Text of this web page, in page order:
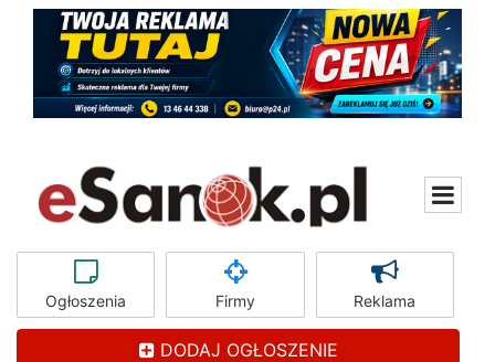
Ogłoszenia Firmy Reklama
DODAJ OGŁOSZENIE